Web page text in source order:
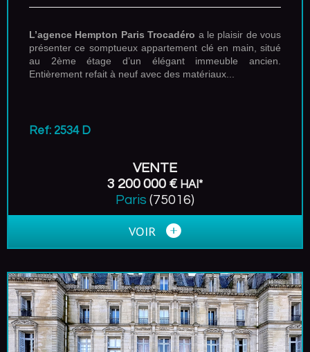
L’agence Hempton Paris Trocadéro a le plaisir de vous
présenter ce somptueux appartement clé en main, situé
au 2ème étage d’un élégant immeuble ancien.
Entièrement refait à neuf avec des matériaux...
Ref: 2534 D
VENTE
3 200 000 € HAI*
Paris (75016)
VOIR